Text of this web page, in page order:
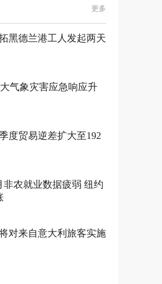
更多
黑德兰港工人发起两天
气象灾害应急响应升
度贸易逆差扩大至192
非农就业数据疲弱 纽约
对来自意大利旅客实施